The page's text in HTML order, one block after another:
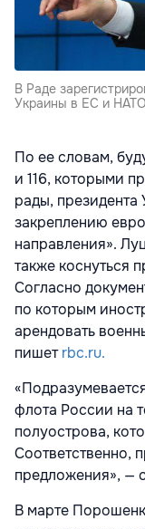
В Раде
Украины в ЕС и
По ее словам,
и 116, которыми
рады,
закреплению
направления».
также коснуться
Согласно
по которым
арендовать
пишетrbc.ru.
флота России на
полуострова,
Соответственно,
предложения», —
В марте